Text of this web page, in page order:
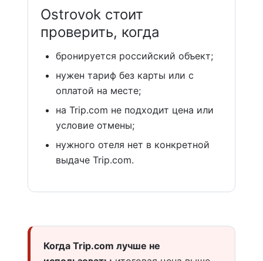
Ostrovok стоит
проверить, когда
бронируется российский объект;
нужен тариф без карты или с
оплатой на месте;
на Trip.com не подходит цена или
условие отмены;
нужного отеля нет в конкретной
выдаче Trip.com.
Когда Trip.com лучше не